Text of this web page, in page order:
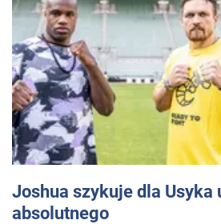
Joshua szykuje dla Usyka
absolutnego